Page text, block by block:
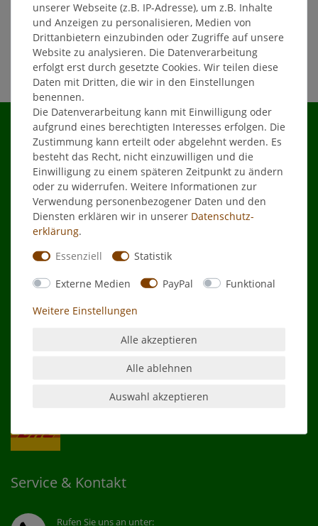
Shop
Kontakt
Zahlungsarten
Service & Kontakt
Rufen Sie uns an unter:
unserer Webseite (z.B. IP-Adresse), um z.B. Inhalte
und Anzeigen zu personalisieren, Medien von
Drittanbietern einzubinden oder Zugriffe auf unsere
Website zu analysieren. Die Datenverarbeitung
erfolgt erst durch gesetzte Cookies. Wir teilen diese
Daten mit Dritten, die wir in den Einstellungen
benennen.
Die Datenverarbeitung kann mit Einwilligung oder
aufgrund eines berechtigten Interesses erfolgen. Die
Zustimmung kann erteilt oder abgelehnt werden. Es
besteht das Recht, nicht einzuwilligen und die
Einwilligung zu einem späteren Zeitpunkt zu ändern
oder zu widerrufen. Weitere Informationen zur
Verwendung personenbezogener Daten und den
Diensten erklären wir in unserer Daten­schutz­
erklärung.
Essenziell
Statistik
Externe Medien PayPal Funktional
Weitere Einstellungen
Alle akzeptieren
Alle ablehnen
Auswahl akzeptieren